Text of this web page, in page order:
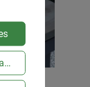
niveau technique